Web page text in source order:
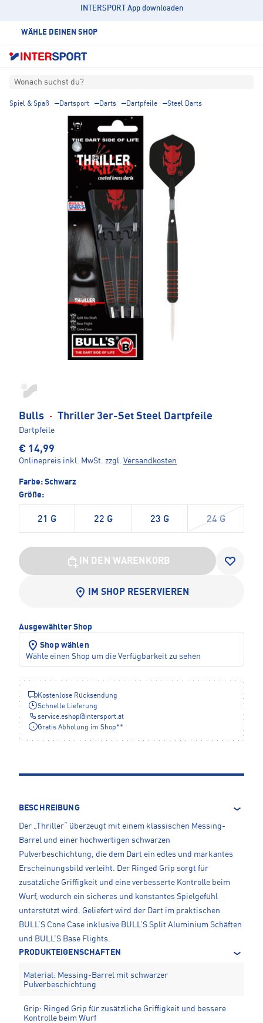
INTERSPORT App downloaden
WÄHLE DEINEN SHOP
Wonach suchst du?
Spiel & Spaß Dartsport Darts Dartpfeile Steel Darts
Bulls · Thriller 3er-Set Steel Dartpfeile
Dartpfeile
€ 14,99
Onlinepreis inkl. MwSt. zzgl. Versandkosten
Farbe: Schwarz
Größe:
21 G 22 G 23 G 24 G
IN DEN WARENKORB
IM SHOP RESERVIEREN
Ausgewählter Shop
Shop wählen
Wähle einen Shop um die Verfügbarkeit zu sehen
Kostenlose Rücksendung
Schnelle Lieferung
service.eshop@intersport.at
Gratis Abholung im Shop**
BESCHREIBUNG
Der „Thriller“ überzeugt mit einem klassischen Messing-
Barrel und einer hochwertigen schwarzen
Pulverbeschichtung, die dem Dart ein edles und markantes
Erscheinungsbild verleiht. Der Ringed Grip sorgt für
zusätzliche Griffigkeit und eine verbesserte Kontrolle beim
Wurf, wodurch ein sicheres und konstantes Spielgefühl
unterstützt wird. Geliefert wird der Dart im praktischen
BULL’S Cone Case inklusive BULL’S Split Aluminium Schäften
und BULL’S Base Flights.
PRODUKTEIGENSCHAFTEN
Material: Messing-Barrel mit schwarzer
Pulverbeschichtung
Grip: Ringed Grip für zusätzliche Griffigkeit und bessere
Kontrolle beim Wurf